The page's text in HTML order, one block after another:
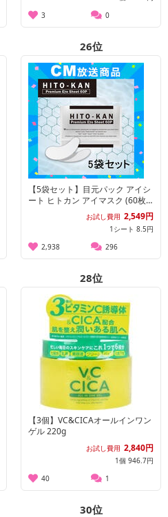
3
0
26位
【5袋セット】目元パック アイシ
ート ヒトカン アイマスク (60枚
入) 両目30回分×5袋お試し費用 2,549円
1シート 8.5円
2,938
296
28位
【3個】VC&CICAオールインワン
ゲル 220g
お試し費用 2,840円
1個 946.7円
40
1
30位